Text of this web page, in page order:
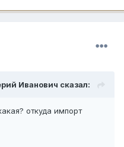
Иванович сказал:
откуда импорт